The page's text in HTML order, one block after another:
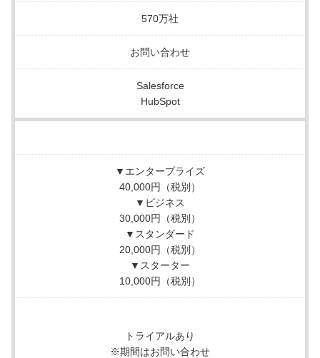
570万社
お問い合わせ
Salesforce
HubSpot
▼エンタープライズ
40,000円（税別）
▼ビジネス
30,000円（税別）
▼スタンダード
20,000円（税別）
▼スターター
10,000円（税別）
トライアルあり
※期間はお問い合わせ